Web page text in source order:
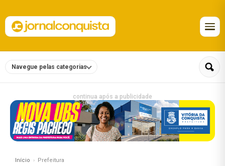
Navegue pelas categorias
continua após a publicidade
Início Prefeitura